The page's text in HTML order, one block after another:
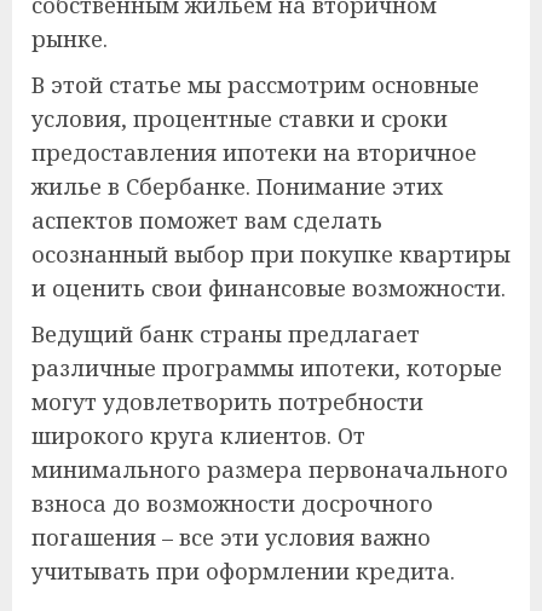
рынке.
В этой статье мы рассмотрим основные
условия, процентные ставки и сроки
предоставления ипотеки на вторичное
жилье в Сбербанке. Понимание этих
аспектов поможет вам сделать
осознанный выбор при покупке квартиры
и оценить свои финансовые возможности.
Ведущий банк страны предлагает
различные программы ипотеки, которые
могут удовлетворить потребности
широкого круга клиентов. От
минимального размера первоначального
взноса до возможности досрочного
погашения – все эти условия важно
учитывать при оформлении кредита.